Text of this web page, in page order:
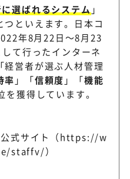
選ばれるシステム 」
といえます。日本コ
年8月22日～8月23
て行ったインターネ
経営者が選ぶ人材管理
率 」「信頼度 」「機能
を獲得しています。
式サイト（https://w
staffv/）